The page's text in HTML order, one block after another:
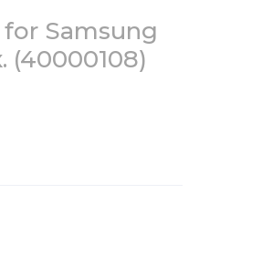
Samsung
(40000108)